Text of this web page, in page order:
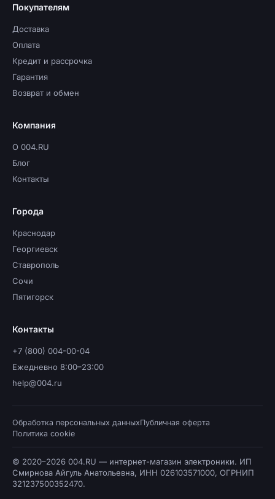
Покупателям
Доставка
Оплата
Кредит и рассрочка
Гарантия
Возврат и обмен
Компания
О 004.RU
Блог
Контакты
Города
Краснодар
Георгиевск
Ставрополь
Сочи
Пятигорск
Контакты
+7 (800) 004-00-04
Ежедневно 8:00–23:00
help@004.ru
Обработка персональных данныхПубличная оферта
Политика cookie
© 2020–2026 004.RU — интернет-магазин электроники. ИП
Смирнова Айгуль Анатольевна, ИНН 026103571000, ОГРНИП
321237500352470.